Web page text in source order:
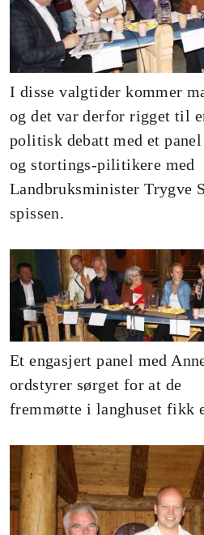
I disse valgtider kommer
og det var derfor rigget til
politisk debatt med et
og stortings-pilitikere med
Landbruksminister Trygve
spissen.
Et engasjert panel med
ordstyrer sørget for at de
fremmøtte i langhuset fikk